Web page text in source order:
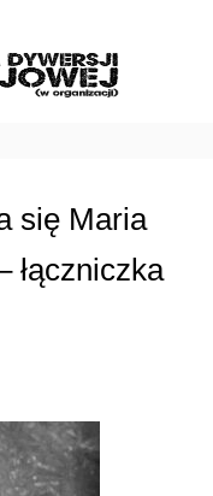
się Maria
łączniczka